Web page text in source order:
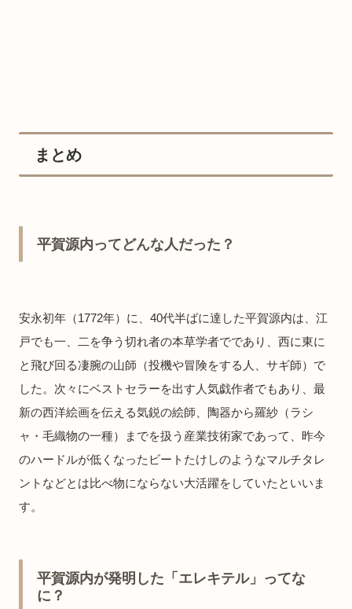
まとめ
平賀源内ってどんな人だった？
安永初年（1772年）に、40代半ばに達した平賀源内は、江
戸でも一、二を争う切れ者の本草学者でであり、西に東に
と飛び回る凄腕の山師（投機や冒険をする人、サギ師）で
した。次々にベストセラーを出す人気戯作者でもあり、最
新の西洋絵画を伝える気鋭の絵師、陶器から羅紗（ラシ
ャ・毛織物の一種）までを扱う産業技術家であって、昨今
のハードルが低くなったビートたけしのようなマルチタレ
ントなどとは比べ物にならない大活躍をしていたといいま
す。
平賀源内が発明した「エレキテル」ってな
に？